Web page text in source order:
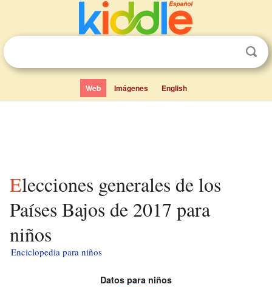
Web Imágenes English
Elecciones generales de los
Países Bajos de 2017 para
niños
Enciclopedia para niños
Datos para niños